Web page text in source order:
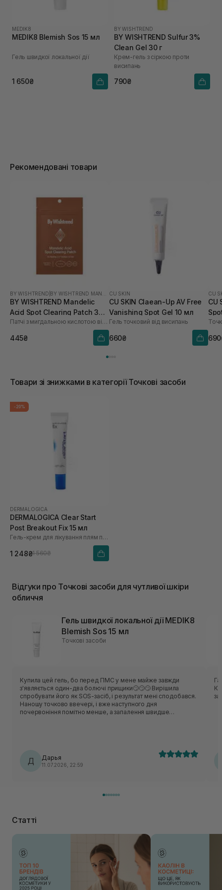
MEDIK8
MEDIK8 Blemish Sos 15 мл
Гель швидкої локальної дії
1 650₴
BY WISHTREND
BY WISHTREND Sulfur 3%
Clean Gel 30 г
Крем-гель з сіркою проти
висипань
790₴
Рекомендовані товари
BY WISHTREND BY WISHTREND MANDELIC ACID
BY WISHTREND Mandelic
Acid Spot Clearing Patch 39
шт
Патчі з мигдальною кислотою від висипань та постакне
445₴
CU SKIN
CU SKIN Claean-Up AV Free
Vanishing Spot Gel 10 мл
Гель точковий від висипань
660₴
CU
CU
Товари зі знижками в категорії Точкові засоби
-20%
DERMALOGICA
DERMALOGICA Clear Start
Post Breakout Fix 15 мл
Гель-крем для лікування плям після висипань
1 248₴1 560₴
Відгуки про Точкові засоби для чутливої шкіри
обличчя
Гель швидкої локальної дії MEDIK8
Blemish Sos 15 мл
Точкові засоби
Купила цей гель, бо перед ПМС у мене майже завжди
з'являється один-два болючі прищики🙄🙄🙄 Вирішила
спробувати його як SOS-засіб, і результат мені сподобався.
Наношу точково ввечері, і вже наступного дня
почервоніння помітно менше, а запалення швидше
маленької краплі вистачає на один прищик. Тепер завжди
лежить в косметичці на такі "екстрені" випадки 😊
Д Дарья
11.07.2026, 22:59
Статті